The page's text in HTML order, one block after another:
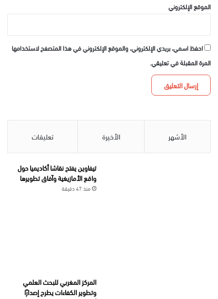
الموقع الإلكتروني
احفظ اسمي، بريدي الإلكتروني، والموقع الإلكتروني في هذا المتصفح لاستخدامها
المرة المقبلة في تعليقي.
الأشهر الأخيرة تعليقات
تيفاوين يفتح نقاشا أكاديميا حول
واقع الأمازيغية وآفاق تطويرها
منذ 47 دقيقة
المركز المغربي للبحث العلمي
وتطوير الكفاءات يطرح إصدارًا